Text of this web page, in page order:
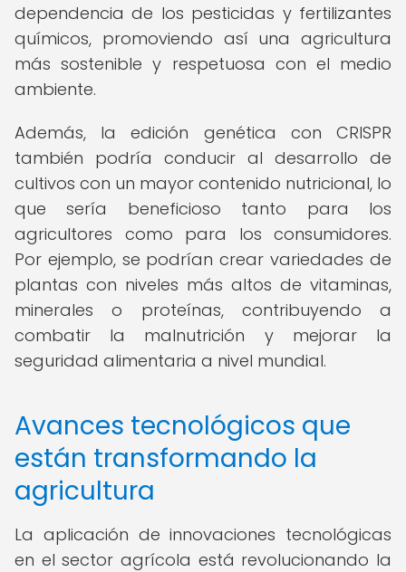
dependencia de los pesticidas y fertilizantes
químicos, promoviendo así una agricultura
más sostenible y respetuosa con el medio
ambiente.
Además, la edición genética con CRISPR
también podría conducir al desarrollo de
cultivos con un mayor contenido nutricional, lo
que sería beneficioso tanto para los
agricultores como para los consumidores.
Por ejemplo, se podrían crear variedades de
plantas con niveles más altos de vitaminas,
minerales o proteínas, contribuyendo a
combatir la malnutrición y mejorar la
seguridad alimentaria a nivel mundial.
Avances tecnológicos que
están transformando la
agricultura
La aplicación de innovaciones tecnológicas
en el sector agrícola está revolucionando la